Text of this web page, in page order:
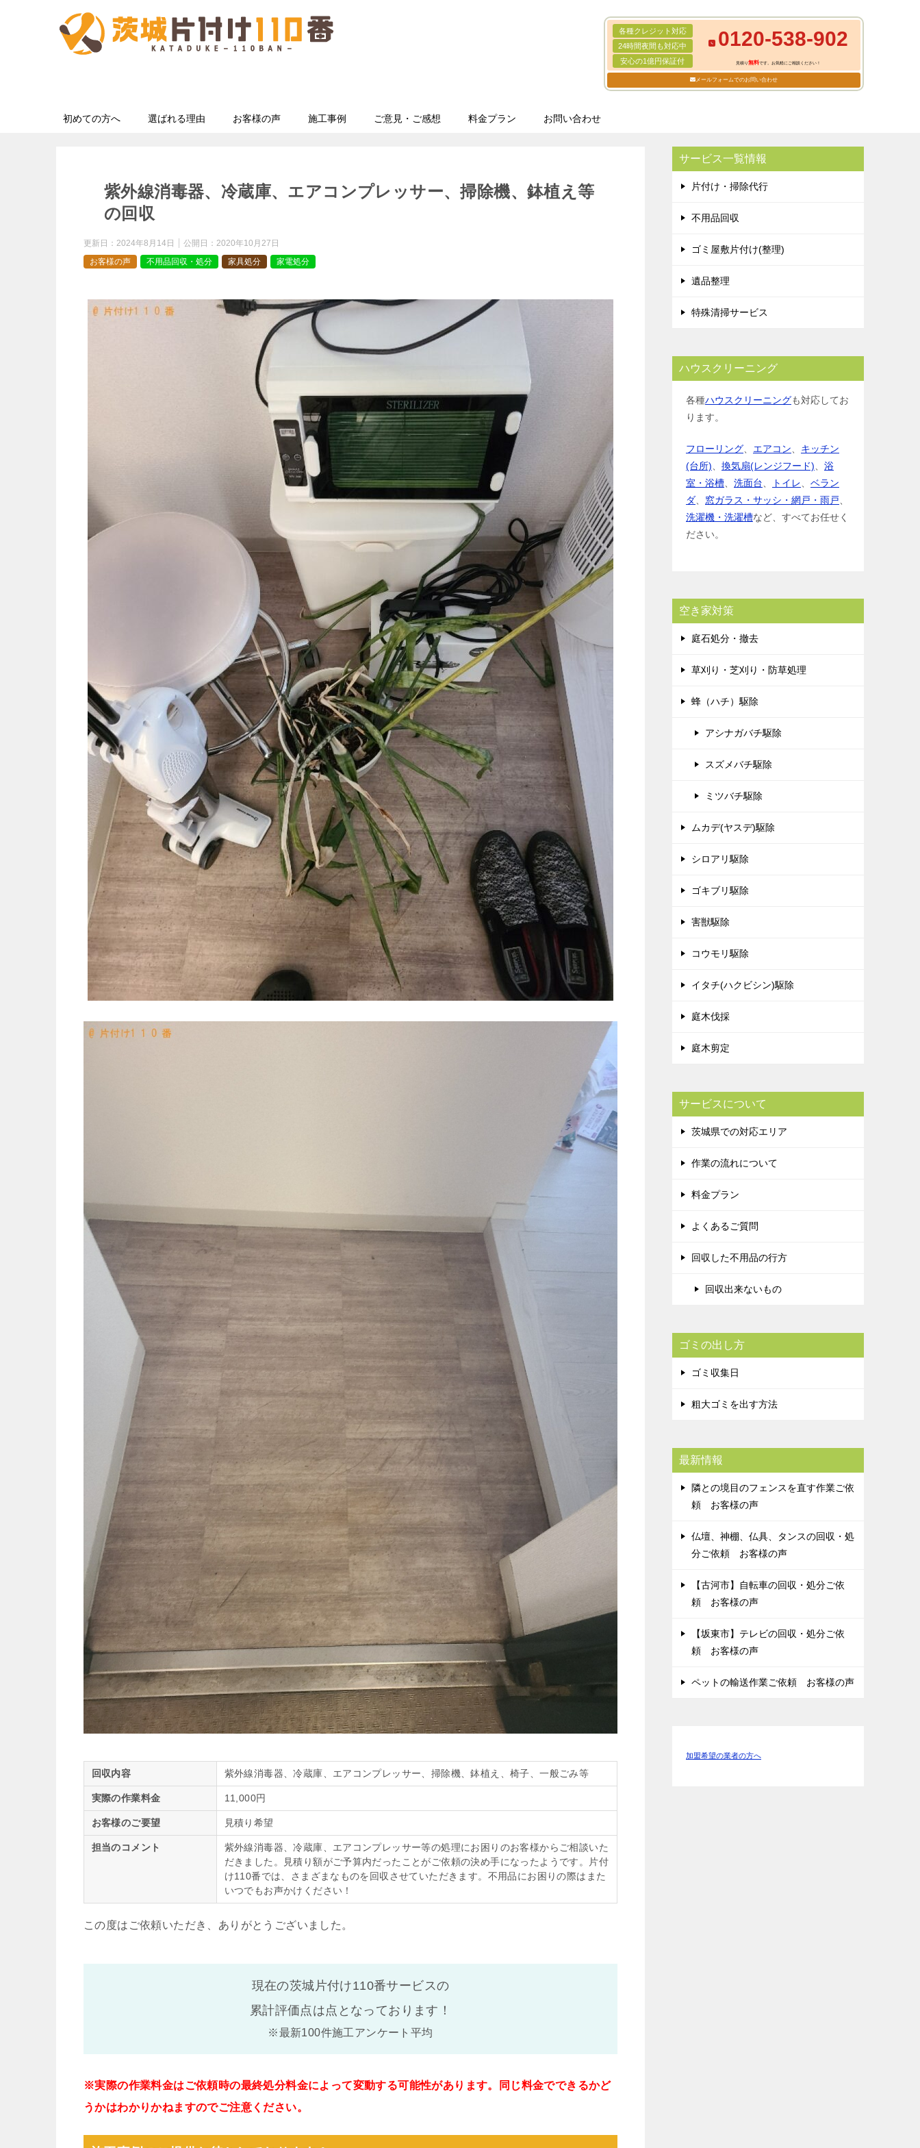
各種クレジット対応
24時間夜間も対応中
安心の1億円保証付
0120-538-902
見積り無料です。お気軽にご相談ください！
メールフォームでのお問い合わせ
初めての方へ 選ばれる理由 お客様の声 施工事例 ご意見・ご感想 料金プラン お問い合わせ
紫外線消毒器、冷蔵庫、エアコンプレッサー、掃除機、鉢植え等
の回収
更新日： 2024年8月14日 公開日： 2020年10月27日
お客様の声
不用品回収・処分 家具処分 家電処分
回収内容 紫外線消毒器、冷蔵庫、エアコンプレッサー、掃除機、鉢植え、椅子、一般ごみ等
実際の作業料金 11,000円
お客様のご要望 見積り希望
担当のコメント
紫外線消毒器、冷蔵庫、エアコンプレッサー等の処理にお困りのお客様からご相談いた
だきました。見積り額がご予算内だったことがご依頼の決め手になったようです。片付
け110番では、さまざまなものを回収させていただきます。不用品にお困りの際はまた
いつでもお声かけください！
この度はご依頼いただき、ありがとうございました。
現在の茨城片付け110番サービスの
累計評価点は点となっております！
※最新100件施工アンケート平均
※実際の作業料金はご依頼時の最終処分料金によって変動する可能性があります。同じ料金でできるかど
うかはわかりかねますのでご注意ください。
サービス一覧情報
片付け・掃除代行
不用品回収
ゴミ屋敷片付け(整理)
遺品整理
特殊清掃サービス
ハウスクリーニング
各種ハウスクリーニングも対応してお
ります。
フローリング エアコン
キッチン
(台所)
換気扇(レンジフード)
浴
室・浴槽
洗面台 トイレ
ベラン
ダ
窓ガラス・サッシ・網戸・雨戸
洗濯機・洗濯槽など、すべてお任せく
ださい。
空き家対策
庭石処分・撤去
草刈り・芝刈り・防草処理
蜂（ハチ）駆除
アシナガバチ駆除
スズメバチ駆除
ミツバチ駆除
ムカデ(ヤスデ)駆除
シロアリ駆除
ゴキブリ駆除
害獣駆除
コウモリ駆除
イタチ(ハクビシン)駆除
庭木伐採
庭木剪定
サービスについて
茨城県での対応エリア
作業の流れについて
料金プラン
よくあるご質問
回収した不用品の行方
回収出来ないもの
ゴミの出し方
ゴミ収集日
粗大ゴミを出す方法
最新情報
隣との境目のフェンスを直す作業ご依
頼 お客様の声
仏壇、神棚、仏具、タンスの回収・処
分ご依頼 お客様の声
【古河市】自転車の回収・処分ご依
頼 お客様の声
【坂東市】テレビの回収・処分ご依
頼 お客様の声
ペットの輸送作業ご依頼 お客様の声
加盟希望の業者の方へ